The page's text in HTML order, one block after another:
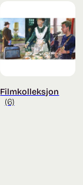
Filmkolleksjon
(6)